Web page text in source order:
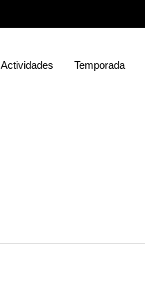
Actividades Temporada